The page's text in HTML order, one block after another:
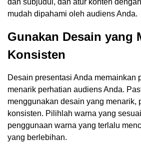
dan subjudul, dan atur konten
mudah dipahami oleh audiens Anda.
Gunakan Desain yang
Konsisten
Desain presentasi Anda memainkan
menarik perhatian audiens Anda.
menggunakan desain yang menarik,
konsisten. Pilihlah warna yang
penggunaan warna yang terlalu
yang berlebihan.